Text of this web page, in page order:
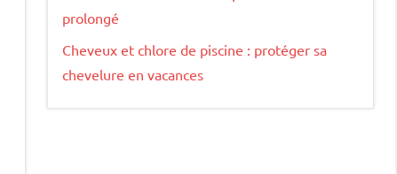
prolongé
Cheveux et chlore de piscine : protéger sa
chevelure en vacances